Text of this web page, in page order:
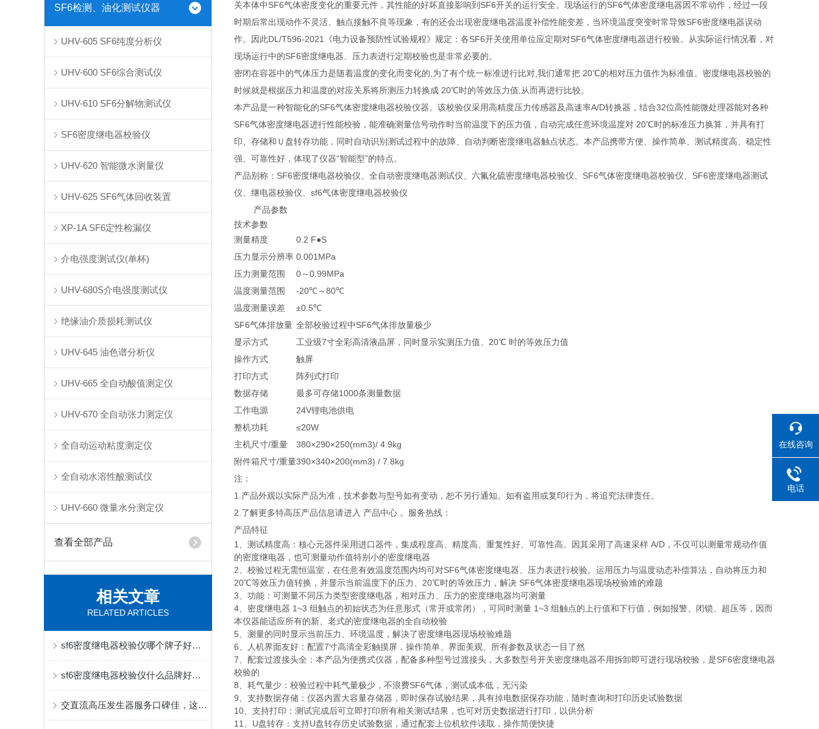
SF6检测、油化测试仪器
UHV-605 SF6纯度分析仪
UHV-600 SF6综合测试仪
UHV-610 SF6分解物测试仪
SF6密度继电器校验仪
UHV-620 智能微水测量仪
UHV-625 SF6气体回收装置
XP-1A SF6定性检漏仪
介电强度测试仪(单杯)
UHV-680S介电强度测试仪
绝缘油介质损耗测试仪
UHV-645 油色谱分析仪
UHV-665 全自动酸值测定仪
UHV-670 全自动张力测定仪
全自动运动粘度测定仪
全自动水溶性酸测试仪
UHV-660 微量水分测定仪
查看全部产品
相关文章
RELATED ARTICLES
sf6密度继电器校验仪哪个牌子好：精度、智能与可靠性的融合
sf6密度继电器校验仪什么品牌好？解析武汉特高压校验仪的实用功能
交直流高压发生器服务口碑佳，这家供应商让客户主动推荐！
关本体中SF6气体密度变化的重要元件，其性能的好坏直接影响到SF6开关的运行安全。现场运行的SF6气体密度继电器因不常动作，经过一段
时期后常出现动作不灵活、触点接触不良等现象，有的还会出现密度继电器温度补偿性能变差，当环境温度突变时常导致SF6密度继电器误动
作。因此DL/T596-2021《电力设备预防性试验规程》规定：各SF6开关使用单位应定期对SF6气体密度继电器进行校验。从实际运行情况看，对
现场运行中的SF6密度继电器、压力表进行定期校验也是非常必要的。
密闭在容器中的气体压力是随着温度的变化而变化的,为了有个统一标准进行比对,我们通常把 20℃的相对压力值作为标准值。密度继电器校验的
时候就是根据压力和温度的对应关系将所测压力转换成 20℃时的等效压力值,从而再进行比较。
本产品是一种智能化的SF6气体密度继电器校验仪器。该校验仪采用高精度压力传感器及高速率A/D转换器，结合32位高性能微处理器能对各种
SF6气体密度继电器进行性能校验，能准确测量信号动作时当前温度下的压力值，自动完成任意环境温度对 20℃时的标准压力换算，并具有打
印、存储和Ｕ盘转存功能，同时自动识别测试过程中的故障、自动判断密度继电器触点状态。本产品携带方便、操作简单、测试精度高、稳定性
强、可靠性好，体现了仪器“智能型”的特点。
产品别称：SF6密度继电器校验仪、全自动密度继电器测试仪、六氟化硫密度继电器校验仪、SF6气体密度继电器校验仪、SF6密度继电器测试
仪、继电器校验仪、sf6气体密度继电器校验仪
产品参数
技术参数
测量精度
0.2 F●S
压力显示分辨率 0.001MPa
压力测量范围
0～0.99MPa
温度测量范围
-20℃～80℃
温度测量误差
±0.5℃
SF6气体排放量 全部校验过程中SF6气体排放量极少
显示方式
工业级7寸全彩高清液晶屏，同时显示实测压力值、20℃ 时的等效压力值
操作方式
触屏
打印方式
阵列式打印
数据存储
最多可存储1000条测量数据
工作电源
24V锂电池供电
整机功耗
≤20W
主机尺寸/重量
380×290×250(mm3)/ 4.9kg
附件箱尺寸/重量390×340×200(mm3) / 7.8kg
注：
1.产品外观以实际产品为准，技术参数与型号如有变动，恕不另行通知。如有盗用或复印行为，将追究法律责任。
2.了解更多特高压产品信息请进入 产品中心 。服务热线：
产品特征
1、测试精度高：核心元器件采用进口器件，集成程度高、精度高、重复性好、可靠性高。因其采用了高速采样 A/D，不仅可以测量常规动作值
的密度继电器，也可测量动作值特别小的密度继电器
2、校验过程无需恒温室，在任意有效温度范围内均可对SF6气体密度继电器、压力表进行校验。运用压力与温度动态补偿算法，自动将压力和
20℃等效压力值转换，并显示当前温度下的压力、20℃时的等效压力，解决 SF6气体密度继电器现场校验难的难题
3、功能：可测量不同压力类型密度继电器，相对压力、压力的密度继电器均可测量
4、密度继电器 1~3 组触点的初始状态为任意形式（常开或常闭），可同时测量 1~3 组触点的上行值和下行值，例如报警、闭锁、超压等，因而
本仪器能适应所有的新、老式的密度继电器的全自动校验
5、测量的同时显示当前压力、环境温度，解决了密度继电器现场校验难题
6、人机界面友好：配置7寸高清全彩触摸屏，操作简单、界面美观、所有参数及状态一目了然
7、配套过渡接头全：本产品为便携式仪器，配备多种型号过渡接头，大多数型号开关密度继电器不用拆卸即可进行现场校验，是SF6密度继电器
校验的
8、耗气量少：校验过程中耗气量极少，不浪费SF6气体，测试成本低，无污染
9、支持数据存储：仪器内置大容量存储器，即时保存试验结果，具有掉电数据保存功能，随时查询和打印历史试验数据
10、支持打印：测试完成后可立即打印所有相关测试结果，也可对历史数据进行打印，以供分析
11、U盘转存：支持U盘转存历史试验数据，通过配套上位机软件读取，操作简便快捷
在线咨询
电话